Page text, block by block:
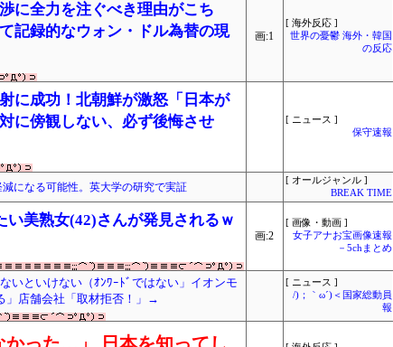
に全力を注ぐべき理由がこち
記録的なウォン・ドル為替の現
画:1
[ 海外反応 ]
世界の憂鬱 海外・韓国
の反応
に成功！北朝鮮が激怒「日本が
に傍観しない、必ず後悔させ
[ ニュース ]
保守速報
になる可能性。英大学の研究で実証
[ オールジャンル ]
BREAK TIME
い美熟女(42)さんが発見されるｗ
画:2
[ 画像・動画 ]
女子アナお宝画像速報
－5chまとめ
いといけない（ｵﾝﾜｰﾄﾞではない」イオンモ
」店舗会社「取材拒否！」→
[ ニュース ]
/)；｀ω´)＜国家総動員
報